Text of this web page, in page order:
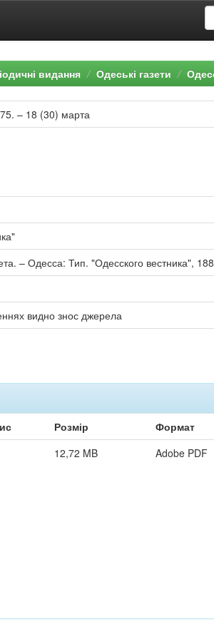
видання Одеські газети
– 18 (30) марта
– Одесса: Тип. "Одесского вестника",
видно знос джерела
Розмір
Формат
12,72 MB Adobe PDF